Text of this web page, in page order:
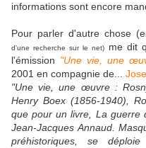
informations sont encore
Pour parler d'autre chose
d'une recherche sur le net)
me dit
l'émission "Une vie, une
2001 en compagnie de...
"Une vie, une œuvre :
Henry Boex (1856-1940),
que pour un livre, La guerre
Jean-Jacques Annaud.
préhistoriques, se